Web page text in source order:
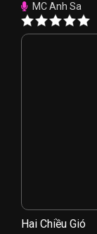
MC Anh Sa
Hai Chiều Gió